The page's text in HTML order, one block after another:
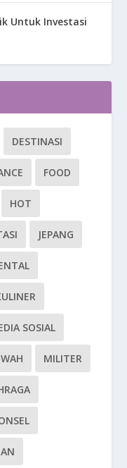
Untuk Investasi
DESTINASI
FOOD
HOT
JEPANG
SOSIAL
MILITER